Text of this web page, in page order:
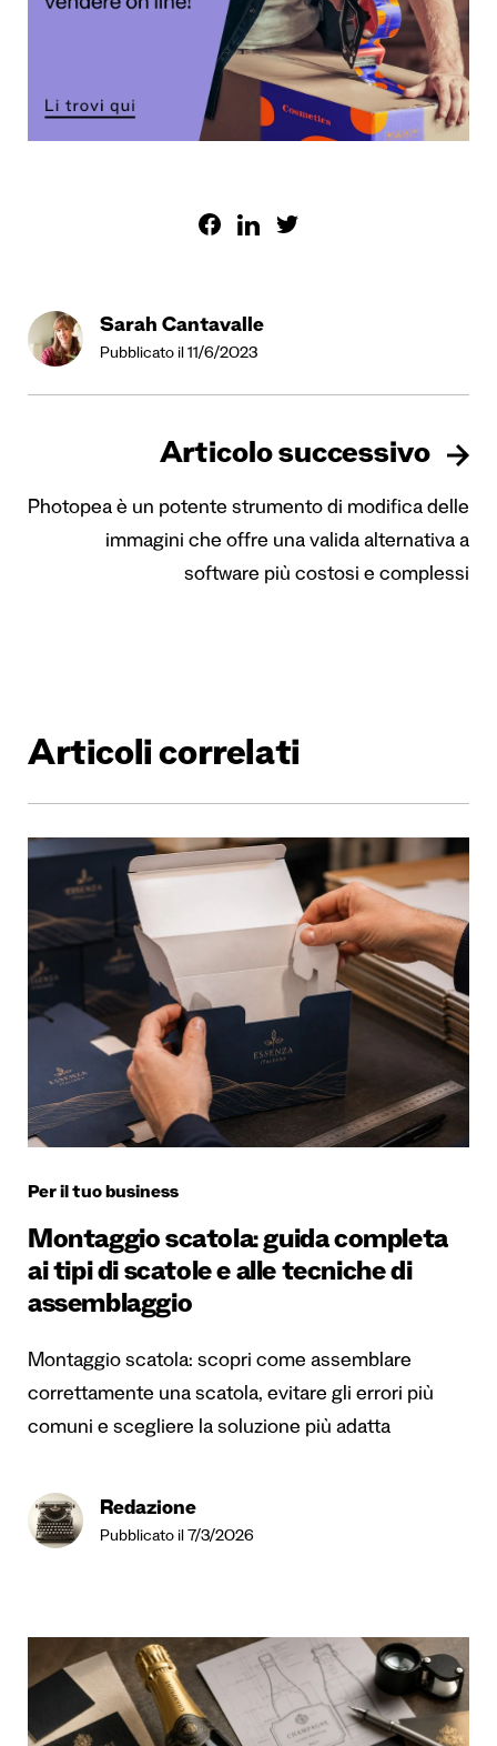
Sarah Cantavalle
Pubblicato il 11/6/2023
Articolo successivo
Photopea è un potente strumento di modifica delle
immagini che offre una valida alternativa a
software più costosi e complessi
Articoli correlati
Per il tuo business
Montaggio scatola: guida completa
ai tipi di scatole e alle tecniche di
assemblaggio
Montaggio scatola: scopri come assemblare
correttamente una scatola, evitare gli errori più
comuni e scegliere la soluzione più adatta
Redazione
Pubblicato il 7/3/2026